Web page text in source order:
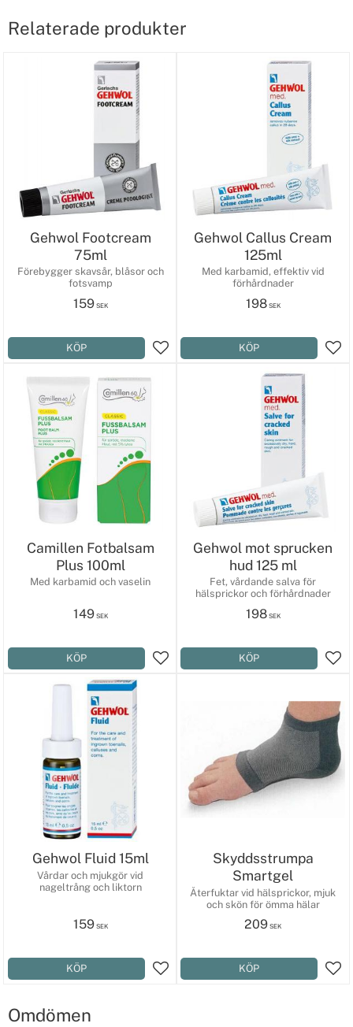
Omdömen
Relaterade produkter
Gehwol Footcream
75ml
Förebygger skavsår, blåsor och
fotsvamp
159SEK
Lägg till i favoriter
KÖP
Gehwol Callus Cream
125ml
Med karbamid, effektiv vid
förhårdnader
198SEK
KÖP
Camillen Fotbalsam
Plus 100ml
Med karbamid och vaselin
149SEK
Lägg till i favoriter
KÖP
Gehwol mot sprucken
hud 125 ml
Fet, vårdande salva för
hälsprickor och förhårdnader
198SEK
KÖP
Gehwol Fluid 15ml
Vårdar och mjukgör vid
nageltrång och liktorn
159SEK
Lägg till i favoriter
KÖP
Skyddsstrumpa
Smartgel
Återfuktar vid hälsprickor, mjuk
och skön för ömma hälar
209 SEK
KÖP